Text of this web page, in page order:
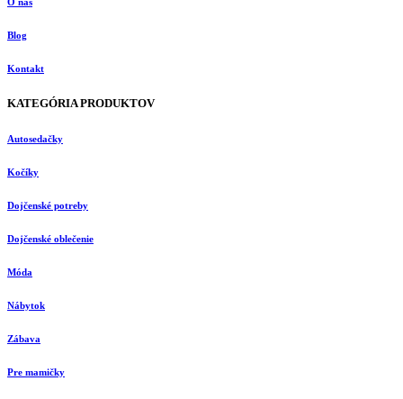
O nás
Blog
Kontakt
KATEGÓRIA PRODUKTOV
Autosedačky
Kočíky
Dojčenské potreby
Dojčenské oblečenie
Móda
Nábytok
Zábava
Pre mamičky